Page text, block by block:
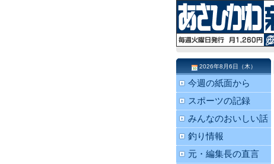
2026年8月6日（木）
今週の紙面から
スポーツの記録
みんなのおいしい話
釣り情報
元・編集長の直言